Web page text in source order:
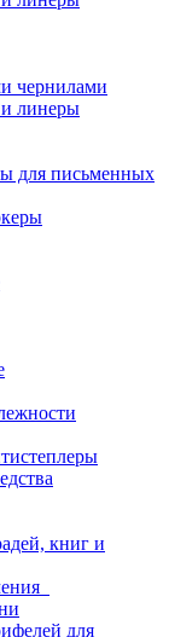
чернилами
линеры
для письменных
книг и
для